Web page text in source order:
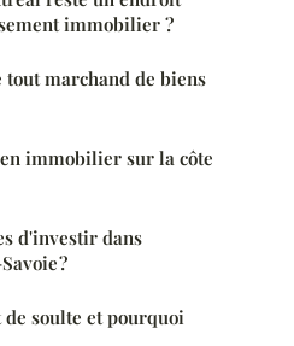
immobilier ?
tout marchand de biens
immobilier sur la côte
d'investir dans
?
soulte et pourquoi